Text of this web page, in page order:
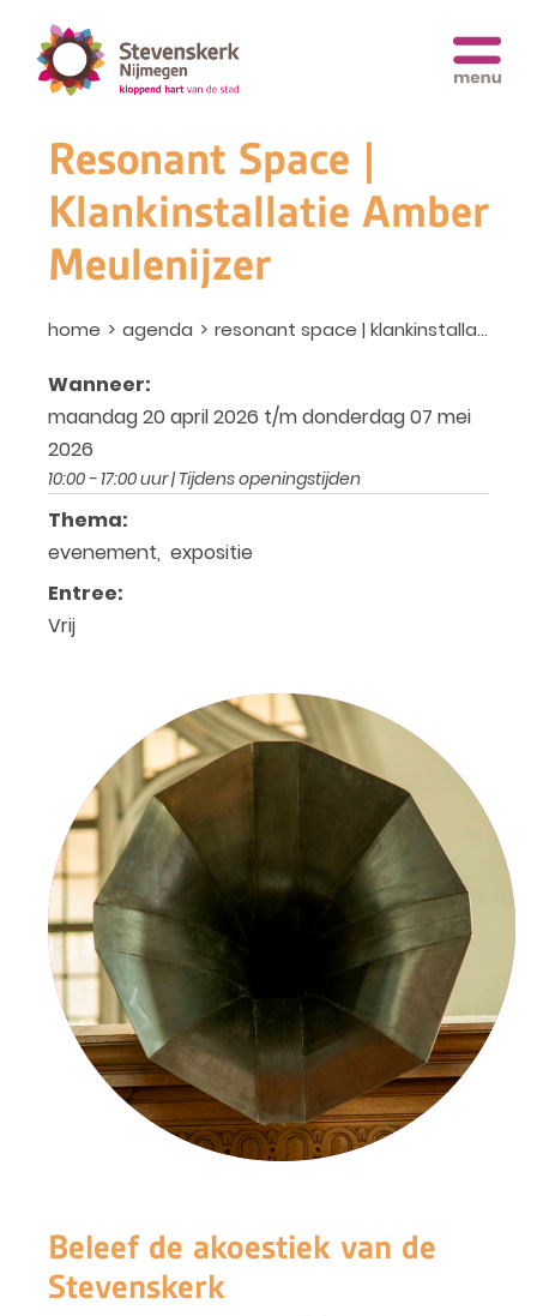
Resonant Space |
Klankinstallatie Amber
Meulenijzer
home agenda resonant space | klankinstallatie amber meulenijzer
Wanneer:
maandag 20 april 2026 t/m donderdag 07 mei
2026
10:00 - 17:00 uur | Tijdens openingstijden
Thema:
evenement, expositie
Entree:
Vrij
Beleef de akoestiek van de
Stevenskerk